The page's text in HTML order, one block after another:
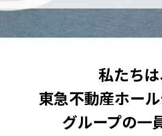
私たちは
東急不動産ホー
グループの一